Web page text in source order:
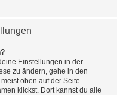
Einstellungen in der
zu ändern, gehe in den
oben auf der Seite
klickst. Dort kannst du alle